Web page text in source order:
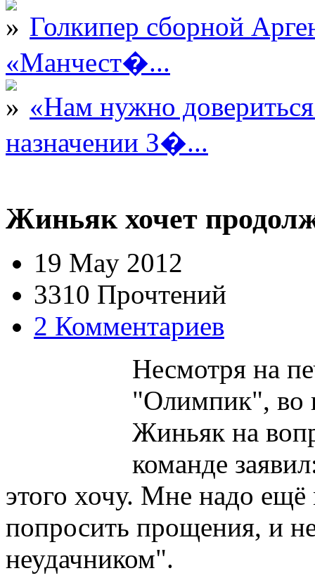
Голкипер сборной
«Манчест�...
«Нам нужно
назначении З�...
Жиньяк хочет
19 May 2012
3310 Прочтений
2 Комментариев
Несмотря на
"Олимпик", во
Жиньяк на
команде
этого хочу. Мне надо ещё
попросить прощения, и
неудачником".